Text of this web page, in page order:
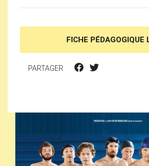
FICHE PÉDAGOGIQUE
PARTAGER